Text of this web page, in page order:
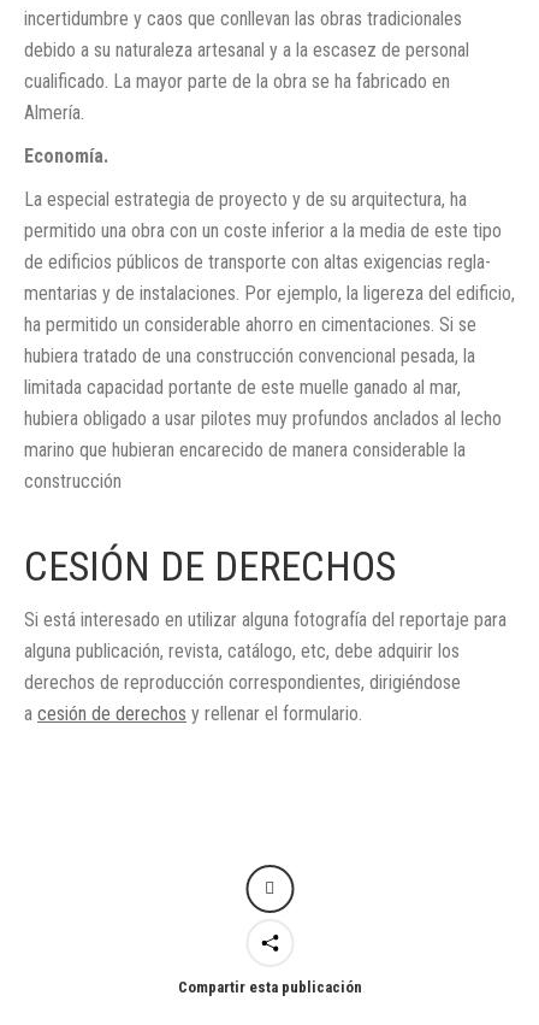
incertidumbre y caos que conllevan las obras tradicionales
debido a su naturaleza artesanal y a la escasez de personal
cualificado. La mayor parte de la obra se ha fabricado en
Almería.
Economía.
La especial estrategia de proyecto y de su arquitectura, ha
permitido una obra con un coste inferior a la media de este tipo
de edificios públicos de transporte con altas exigencias regla-
mentarias y de instalaciones. Por ejemplo, la ligereza del edificio,
ha permitido un considerable ahorro en cimentaciones. Si se
hubiera tratado de una construcción convencional pesada, la
limitada capacidad portante de este muelle ganado al mar,
hubiera obligado a usar pilotes muy profundos anclados al lecho
marino que hubieran encarecido de manera considerable la
construcción
CESIÓN DE DERECHOS
Si está interesado en utilizar alguna fotografía del reportaje para
alguna publicación, revista, catálogo, etc, debe adquirir los
derechos de reproducción correspondientes, dirigiéndose
a cesión de derechos y rellenar el formulario.
Compartir esta publicación